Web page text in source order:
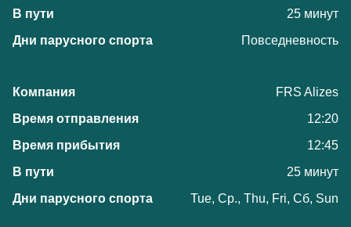
25 минут
Повседневность
FRS Alizes
12:20
12:45
25 минут
Tue, Ср., Thu, Fri, Сб, Sun